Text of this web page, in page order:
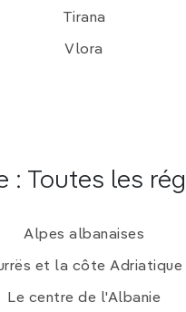
Tirana
Vlora
: Toutes les
Alpes albanaises
et la côte Adriatique
Le centre de l'Albanie